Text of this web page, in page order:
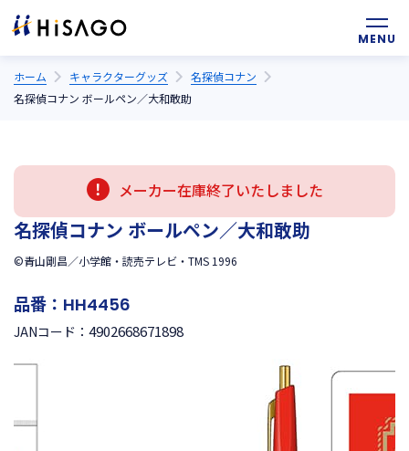
ホーム キャラクターグッズ
名探偵コナン
名探偵コナン ボールペン／大和敢助
メーカー在庫終了いたしました
名探偵コナン ボールペン／大和敢助
©青山剛昌／小学館・読売テレビ・TMS 1996
品番： HH4456
JANコード： 4902668671898